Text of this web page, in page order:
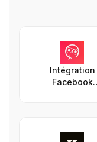
Intégration
Facebook